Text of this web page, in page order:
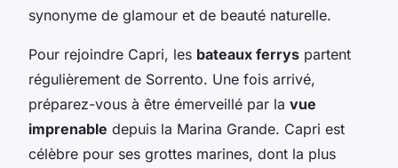
synonyme de glamour et de beauté naturelle.
Pour rejoindre Capri, les bateaux ferrys partent
régulièrement de Sorrento. Une fois arrivé,
préparez-vous à être émerveillé par la vue
imprenable depuis la Marina Grande. Capri est
célèbre pour ses grottes marines, dont la plus